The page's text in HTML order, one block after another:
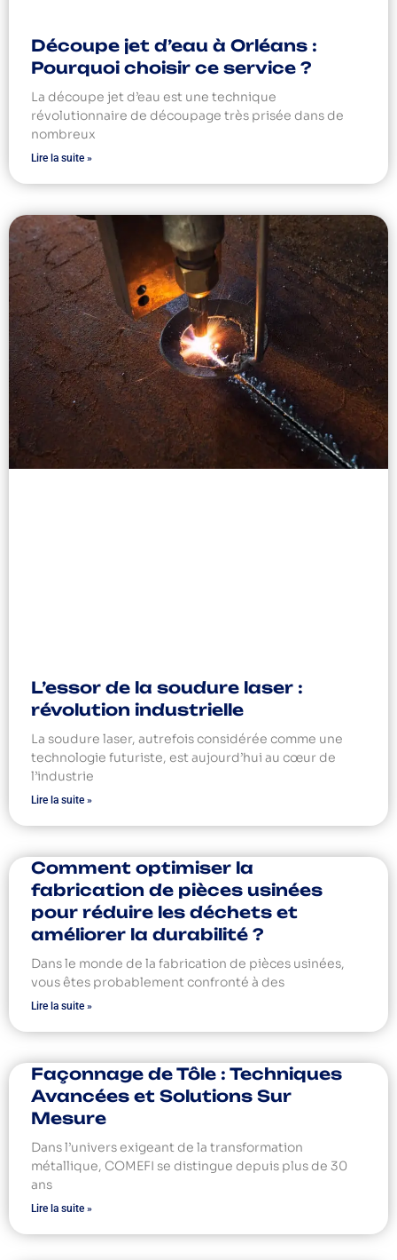
Découpe jet d’eau à Orléans :
Pourquoi choisir ce service ?
La découpe jet d’eau est une technique
révolutionnaire de découpage très prisée dans de
nombreux
Lire la suite »
L’essor de la soudure laser :
révolution industrielle
La soudure laser, autrefois considérée comme une
technologie futuriste, est aujourd’hui au cœur de
l’industrie
Lire la suite »
Comment optimiser la
fabrication de pièces usinées
pour réduire les déchets et
améliorer la durabilité ?
Dans le monde de la fabrication de pièces usinées,
vous êtes probablement confronté à des
Lire la suite »
Façonnage de Tôle : Techniques
Avancées et Solutions Sur
Mesure
Dans l’univers exigeant de la transformation
métallique, COMEFI se distingue depuis plus de 30
ans
Lire la suite »